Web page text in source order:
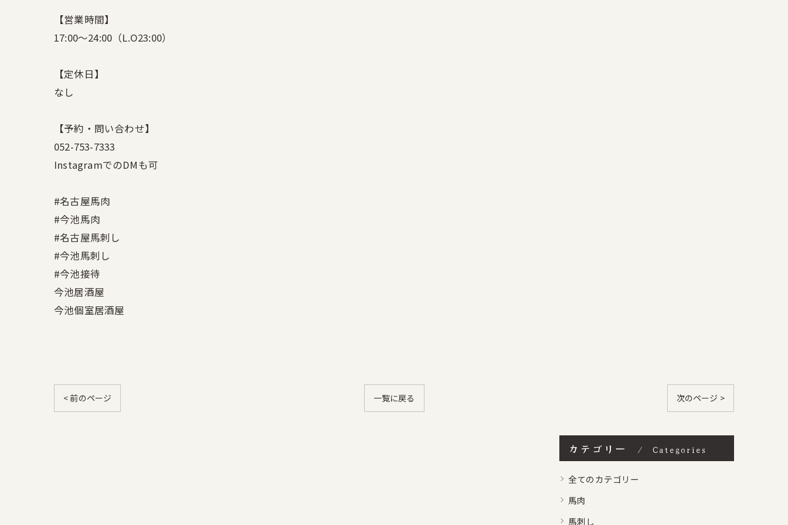
【営業時間】
17:00〜24:00（L.O23:00）
【定休日】
なし
【予約・問い合わせ】
052-753-7333
InstagramでのDMも可
#名古屋馬肉
#今池馬肉
#名古屋馬刺し
#今池馬刺し
#今池接待
今池居酒屋
今池個室居酒屋
< 前のページ 一覧に戻る 次のページ >
カテゴリー Categories
全てのカテゴリー
馬肉
馬刺し